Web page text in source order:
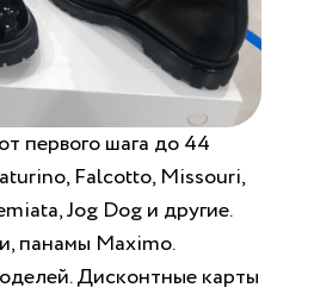
первого шага до 44
Falcotto, Missouri,
Jog Dog и другие.
панамы Maximo.
Дисконтные карты